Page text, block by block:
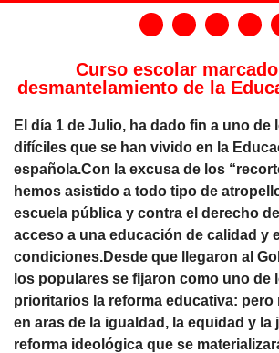
Curso escolar
desmantelamiento de la
El día 1 de Julio, ha dado fin a uno de
difíciles que se han vivido en la
española.Con la excusa de los
hemos asistido a todo tipo de
escuela pública y contra el derecho
acceso a una educación de calidad y
condiciones.Desde que llegaron al
los populares se fijaron como uno de
prioritarios la reforma educativa: pero
en aras de la igualdad, la equidad y la
reforma ideológica que se